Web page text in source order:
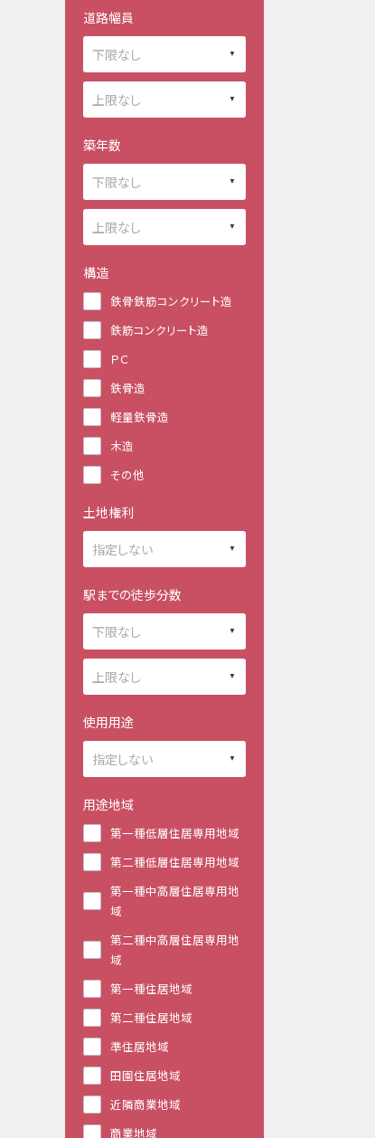
道路幅員
築年数
構造
鉄骨鉄筋コンクリート造
鉄筋コンクリート造
ＰＣ
鉄骨造
軽量鉄骨造
木造
その他
土地権利
駅までの徒歩分数
使用用途
用途地域
第一種低層住居専用地域
第二種低層住居専用地域
第一種中高層住居専用地
域
第二種中高層住居専用地
域
第一種住居地域
第二種住居地域
準住居地域
田園住居地域
近隣商業地域
商業地域